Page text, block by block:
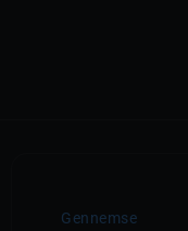
Gennemse